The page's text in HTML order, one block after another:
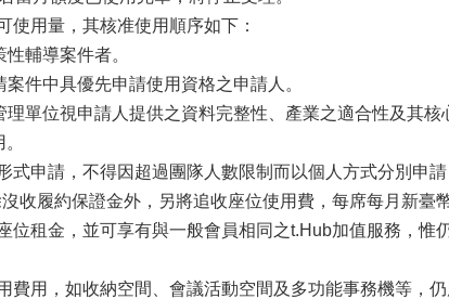
使用量，其核准使用順序如下：
輔導案件者。
件中具優先申請使用資格之申請人。
理單位視申請人提供之資料完整性、產業之適合性及其
式申請，不得因超過團隊人數限制而以個人方式分別申
收履約保證金外，另將追收座位使用費，每席每月新臺
位租金，並可享有與一般會員相同之t.Hub加值服務，
費用，如收納空間、會議活動空間及多功能事務機等，仍